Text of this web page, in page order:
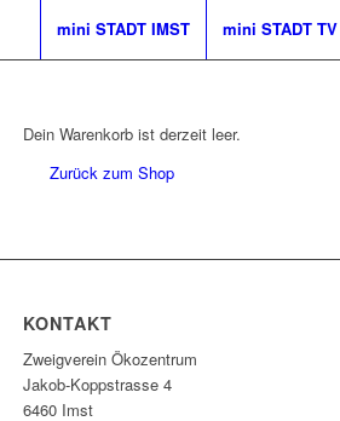
mini STADT IMST mini STADT TV
Dein Warenkorb ist derzeit leer.
Zurück zum Shop
KONTAKT
Zweigverein Ökozentrum
Jakob-Koppstrasse 4
6460 Imst